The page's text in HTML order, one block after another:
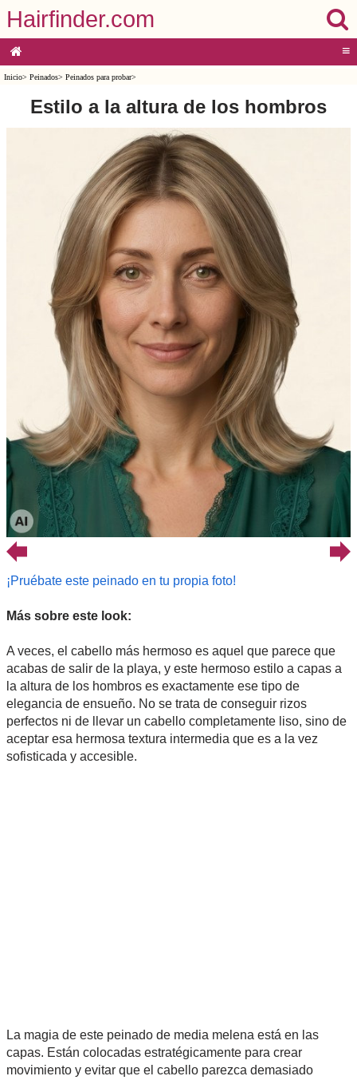
Hairfinder.com
≡
Inicio> Peinados> Peinados para probar>
Estilo a la altura de los hombros
¡Pruébate este peinado en tu propia foto!
Más sobre este look:
A veces, el cabello más hermoso es aquel que parece que
acabas de salir de la playa, y este hermoso estilo a capas a
la altura de los hombros es exactamente ese tipo de
elegancia de ensueño. No se trata de conseguir rizos
perfectos ni de llevar un cabello completamente liso, sino de
aceptar esa hermosa textura intermedia que es a la vez
sofisticada y accesible.
La magia de este peinado de media melena está en las
capas. Están colocadas estratégicamente para crear
movimiento y evitar que el cabello parezca demasiado